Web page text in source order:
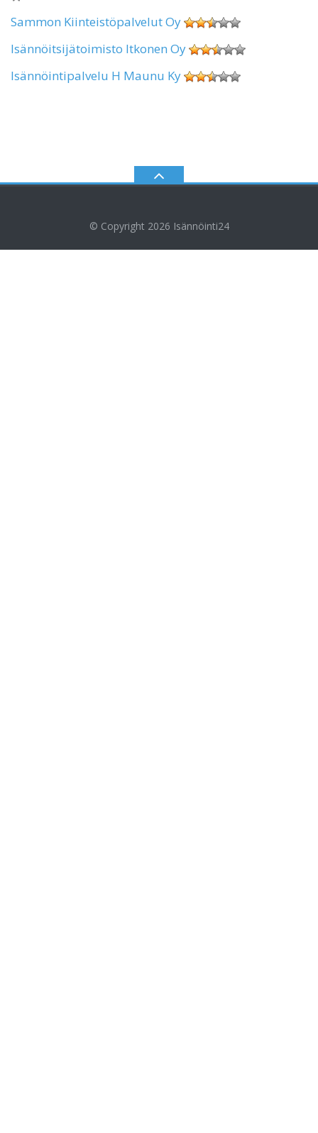
Sammon Kiinteistöpalvelut Oy
Isännöitsijätoimisto Itkonen Oy
Isännöintipalvelu H Maunu Ky
© Copyright 2026 Isännöinti24